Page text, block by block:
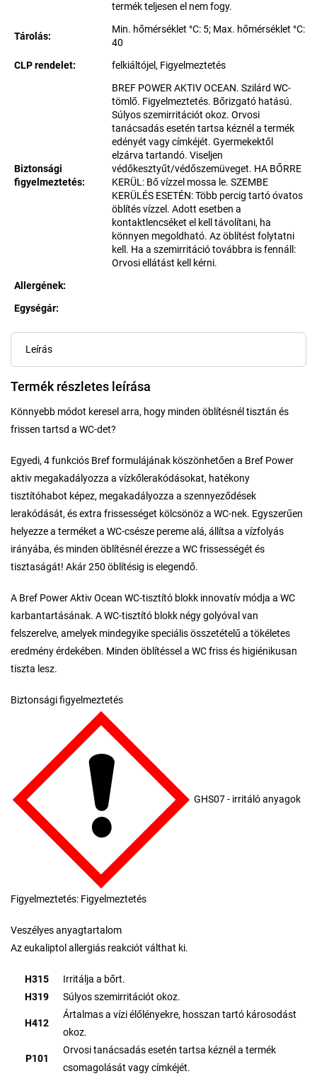
termék teljesen el nem fogy.
Tárolás:
Min. hőmérséklet °C: 5; Max. hőmérséklet °C:
40
CLP rendelet: felkiáltójel, Figyelmeztetés
Biztonsági
figyelmeztetés:
BREF POWER AKTIV OCEAN. Szilárd WC-
tömlő. Figyelmeztetés. Bőrizgató hatású.
Súlyos szemirritációt okoz. Orvosi
tanácsadás esetén tartsa kéznél a termék
edényét vagy címkéjét. Gyermekektől
elzárva tartandó. Viseljen
védőkesztyűt/védőszemüveget. HA BŐRRE
KERÜL: Bő vízzel mossa le. SZEMBE
KERÜLÉS ESETÉN: Több percig tartó óvatos
öblítés vízzel. Adott esetben a
kontaktlencséket el kell távolítani, ha
könnyen megoldható. Az öblítést folytatni
kell. Ha a szemirritáció továbbra is fennáll:
Orvosi ellátást kell kérni.
Allergének:
Egységár:
Leírás
Termék részletes leírása
Könnyebb módot keresel arra, hogy minden öblítésnél tisztán és
frissen tartsd a WC-det?
Egyedi, 4 funkciós Bref formulájának köszönhetően a Bref Power
aktiv megakadályozza a vízkőlerakódásokat, hatékony
tisztítóhabot képez, megakadályozza a szennyeződések
lerakódását, és extra frissességet kölcsönöz a WC-nek. Egyszerűen
helyezze a terméket a WC-csésze pereme alá, állítsa a vízfolyás
irányába, és minden öblítésnél érezze a WC frissességét és
tisztaságát! Akár 250 öblítésig is elegendő.
A Bref Power Aktiv Ocean WC-tisztító blokk innovatív módja a WC
karbantartásának. A WC-tisztító blokk négy golyóval van
felszerelve, amelyek mindegyike speciális összetételű a tökéletes
eredmény érdekében. Minden öblítéssel a WC friss és higiénikusan
tiszta lesz.
Biztonsági figyelmeztetés
GHS07 - irritáló anyagok
Figyelmeztetés: Figyelmeztetés
Veszélyes anyagtartalom
Az eukaliptol allergiás reakciót válthat ki.
H315
Irritálja a bőrt.
H319
Súlyos szemirritációt okoz.
H412
Ártalmas a vízi élőlényekre, hosszan tartó károsodást
okoz.
P101
Orvosi tanácsadás esetén tartsa kéznél a termék
csomagolását vagy címkéjét.